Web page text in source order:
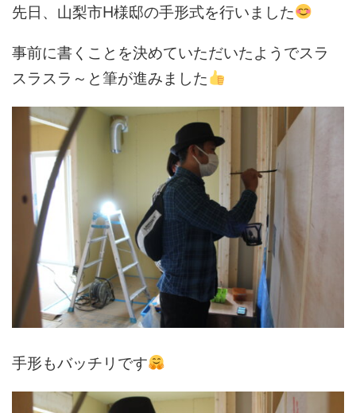
先日、山梨市H様邸の手形式を行いました
事前に書くことを決めていただいたようでスラ
スラスラ～と筆が進みました
手形もバッチリです